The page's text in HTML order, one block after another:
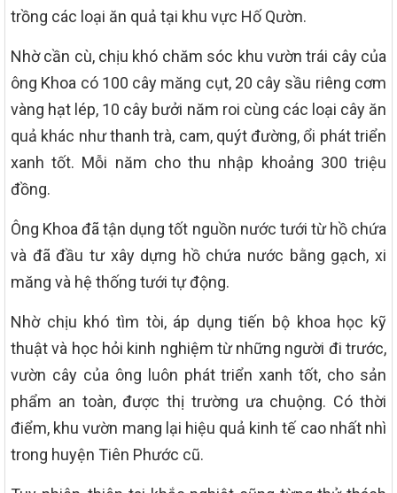
trồng các loại ăn quả tại khu vực Hố Qườn.
Nhờ cần cù, chịu khó chăm sóc khu vườn trái cây của
ông Khoa có 100 cây măng cụt, 20 cây sầu riêng cơm
vàng hạt lép, 10 cây bưởi năm roi cùng các loại cây ăn
quả khác như thanh trà, cam, quýt đường, ổi phát triển
xanh tốt. Mỗi năm cho thu nhập khoảng 300 triệu
đồng.
Ông Khoa đã tận dụng tốt nguồn nước tưới từ hồ chứa
và đã đầu tư xây dựng hồ chứa nước bằng gạch, xi
măng và hệ thống tưới tự động.
Nhờ chịu khó tìm tòi, áp dụng tiến bộ khoa học kỹ
thuật và học hỏi kinh nghiệm từ những người đi trước,
vườn cây của ông luôn phát triển xanh tốt, cho sản
phẩm an toàn, được thị trường ưa chuộng. Có thời
điểm, khu vườn mang lại hiệu quả kinh tế cao nhất nhì
trong huyện Tiên Phước cũ.